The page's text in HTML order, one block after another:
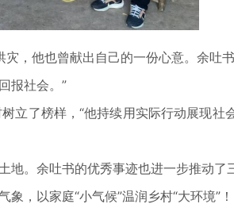
他也曾献出自己的一份心意。余吐
报社会。”
了榜样，“他持续用实际行动展现社
。余吐书的优秀事迹也进一步推动了
，以家庭“小气候”温润乡村“大环境”